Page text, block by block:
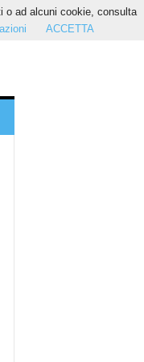
o ad alcuni cookie, consulta
ACCETTA